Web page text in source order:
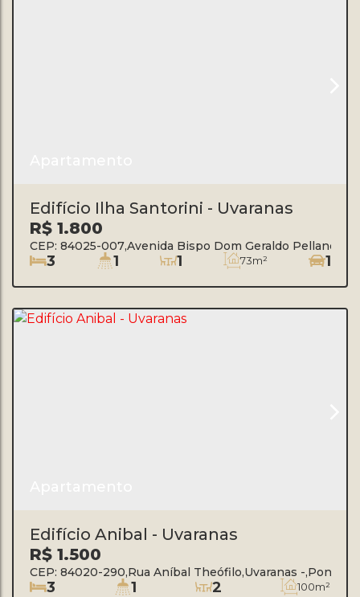
Edifício Ilha Santorini - Uvaranas
R$1.800
CEP: 84025-007,Avenida Bispo Dom Geraldo Pellanda
3 1 1 73m² 1
Edifício Anibal - Uvaranas
R$1.500
CEP: 84020-290,Rua Aníbal Theófilo,Uvaranas ,Ponta
3 1 2 100m²